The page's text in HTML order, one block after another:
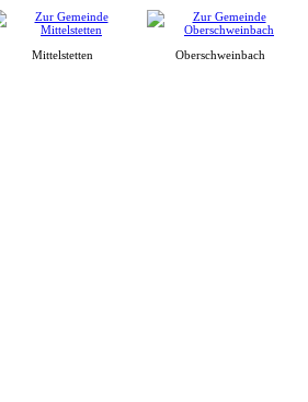
Mittelstetten Oberschweinbach